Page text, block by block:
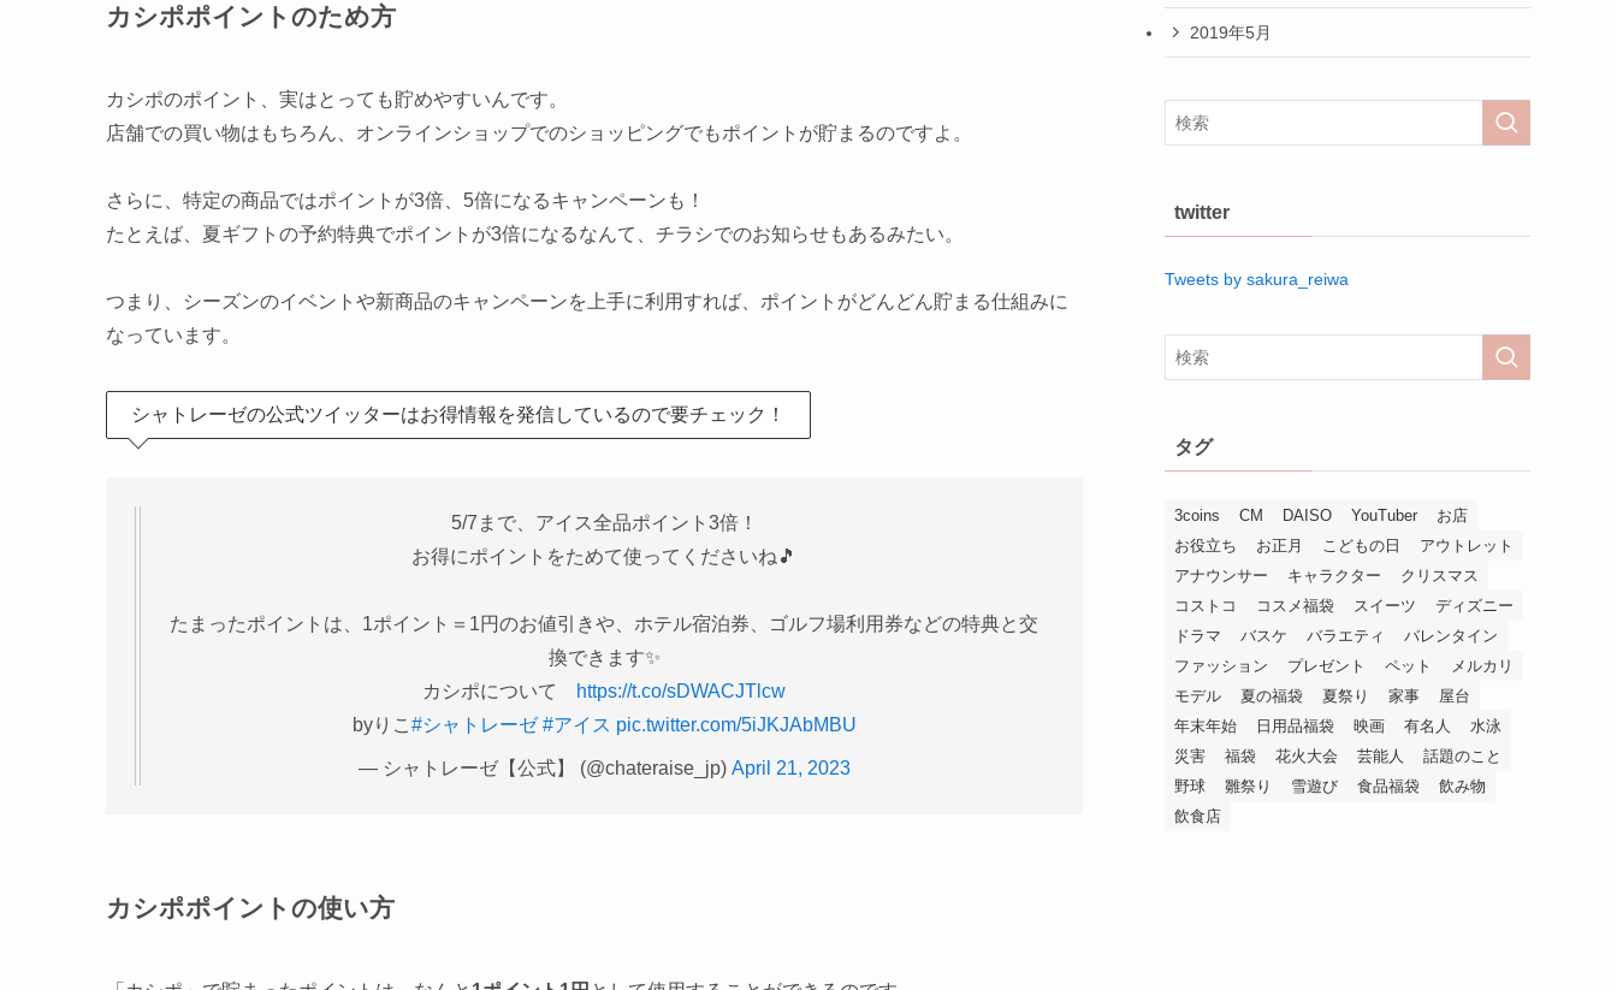
カシポポイントのため方
カシポのポイント、実はとっても貯めやすいんです。
店舗での買い物はもちろん、オンラインショップでのショッピングでもポイントが貯まるのですよ。
さらに、特定の商品ではポイントが3倍、5倍になるキャンペーンも！
たとえば、夏ギフトの予約特典でポイントが3倍になるなんて、チラシでのお知らせもあるみたい。
つまり、シーズンのイベントや新商品のキャンペーンを上手に利用すれば、ポイントがどんどん貯まる仕組みに
なっています。
シャトレーゼの公式ツイッターはお得情報を発信しているので要チェック！
5/7まで、アイス全品ポイント3倍！
お得にポイントをためて使ってくださいね🎵
たまったポイントは、1ポイント＝1円のお値引きや、ホテル宿泊券、ゴルフ場利用券などの特典と交
換できます✨
カシポについて
https://t.co/sDWACJTlcw
byりこ #シャトレーゼ #アイス pic.twitter.com/5iJKJAbMBU
— シャトレーゼ【公式】 (@chateraise_jp) April 21, 2023
カシポポイントの使い方
2019年5月
twitter
Tweets by sakura_reiwa
タグ
3coins CM DAISO YouTuber
お店
お役立ち
お正月 こどもの日
アウトレット
アナウンサー
キャラクター
クリスマス
コストコ
コスメ福袋 スイーツ
ディズニー
ドラマ
バスケ バラエティ
バレンタイン
ファッション
プレゼント ペット
メルカリ
モデル
夏の福袋 夏祭り 家事
屋台
年末年始
日用品福袋 映画 有名人
水泳
災害
福袋 花火大会 芸能人
話題のこと
野球
雛祭り 雪遊び 食品福袋
飲み物
飲食店